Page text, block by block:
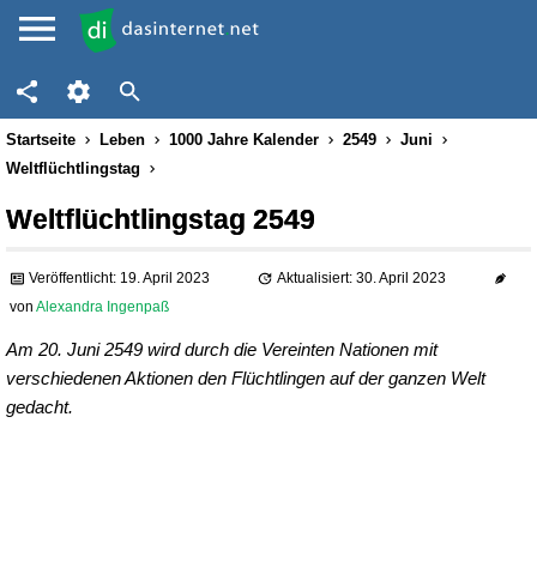
Startseite Leben 1000 Jahre Kalender 2549
Juni
Weltflüchtlingstag
Weltflüchtlingstag 2549
Veröffentlicht: 19. April 2023
Aktualisiert: 30. April 2023
von Alexandra Ingenpaß
Am 20. Juni 2549 wird durch die Vereinten Nationen mit
verschiedenen Aktionen den Flüchtlingen auf der ganzen Welt
gedacht.